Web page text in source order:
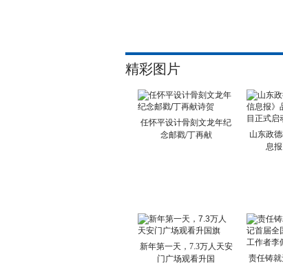
精彩图片
任怀平设计骨刻文龙年纪
念邮戳/丁再献
山东政
息
新年第一天，7.3万人天安
门广场观看升国
责任铸